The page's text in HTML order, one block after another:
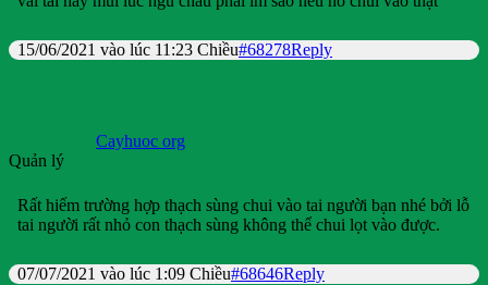
15/06/2021 vào lúc 11:23 Chiều#68278Reply
Cayhuoc org
Quản lý
Rất hiếm trường hợp thạch sùng chui vào tai người bạn nhé bởi lỗ
tai người rất nhỏ con thạch sùng không thể chui lọt vào được.
07/07/2021 vào lúc 1:09 Chiều#68646Reply